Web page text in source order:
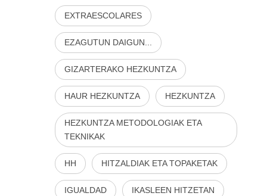
EXTRAESCOLARES
EZAGUTUN DAIGUN...
GIZARTERAKO HEZKUNTZA
HAUR HEZKUNTZA HEZKUNTZA
HEZKUNTZA METODOLOGIAK ETA
TEKNIKAK
HH HITZALDIAK ETA TOPAKETAK
IGUALDAD IKASLEEN HITZETAN